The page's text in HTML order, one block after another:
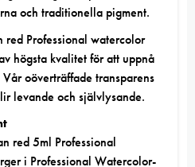
och traditionella pigment.
Professional watercolor
högsta kvalitet för att uppnå
oöverträffade transparens
levande och självlysande.
red 5ml Professional
i Professional Watercolor-